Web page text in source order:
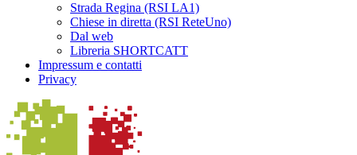
Strada Regina (RSI LA1)
Chiese in diretta (RSI ReteUno)
Dal web
Libreria SHORTCATT
Impressum e contatti
Privacy